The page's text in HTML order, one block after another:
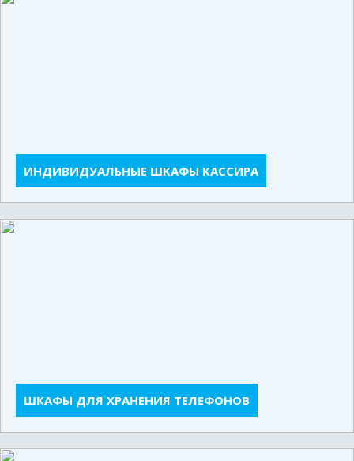
ИНДИВИДУАЛЬНЫЕ ШКАФЫ КАССИРА
ШКАФЫ ДЛЯ ХРАНЕНИЯ ТЕЛЕФОНОВ